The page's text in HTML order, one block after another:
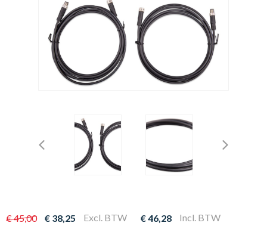
€ 45,00 € 38,25 Excl. BTW € 46,28 Incl. BTW